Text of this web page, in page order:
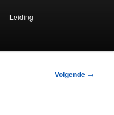
Leiding
Volgende →